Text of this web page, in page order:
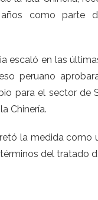
como parte
escaló en las
peruano
para el sector de
Chinería.
la medida como
del tratado